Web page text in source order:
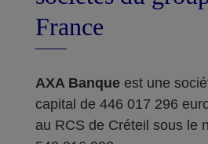
France
AXA Banque est une
capital de 446 017 296
au RCS de Créteil sous le